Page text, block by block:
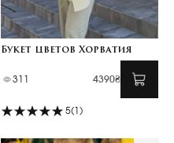
Букет цветов Хорватия
311 4390₴
5(1)